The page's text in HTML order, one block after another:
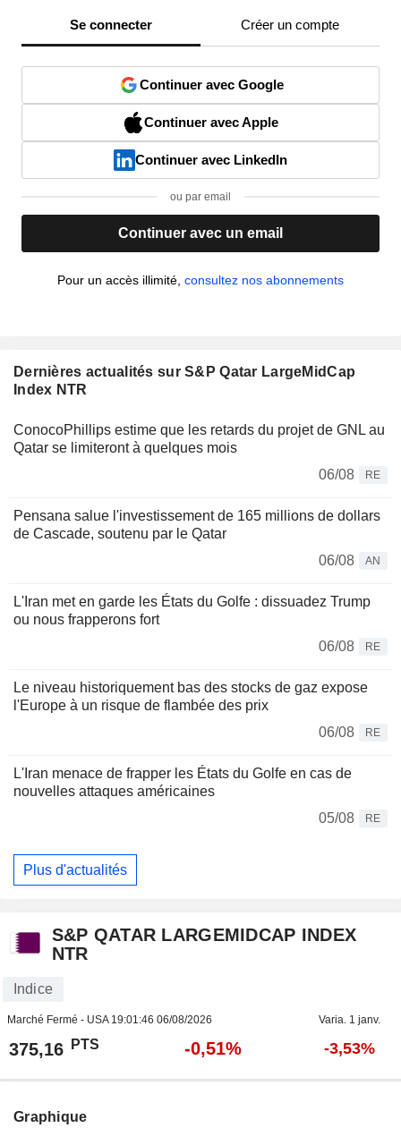
Se connecter Créer un compte
Continuer avec Google
Continuer avec Apple
Continuer avec LinkedIn
ou par email
Continuer avec un email
Pour un accès illimité, consultez nos abonnements
Dernières actualités sur S&P Qatar LargeMidCap
Index NTR
ConocoPhillips estime que les retards du projet de GNL au
Qatar se limiteront à quelques mois
06/08
RE
Pensana salue l'investissement de 165 millions de dollars
de Cascade, soutenu par le Qatar
06/08
AN
L'Iran met en garde les États du Golfe : dissuadez Trump
ou nous frapperons fort
06/08
RE
Le niveau historiquement bas des stocks de gaz expose
l'Europe à un risque de flambée des prix
06/08
RE
L'Iran menace de frapper les États du Golfe en cas de
nouvelles attaques américaines
05/08
RE
Plus d'actualités
S&P QATAR LARGEMIDCAP INDEX
NTR
Indice
Marché Fermé - USA 19:01:46 06/08/2026 Varia. 1 janv.
375,16 PTS -0,51% -3,53%
Graphique